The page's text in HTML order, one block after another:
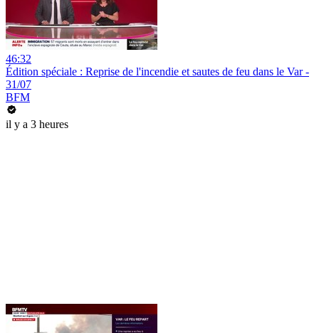
46:32
Édition spéciale : Reprise de l'incendie et sautes de feu dans le Var -
31/07
BFM
il y a 3 heures